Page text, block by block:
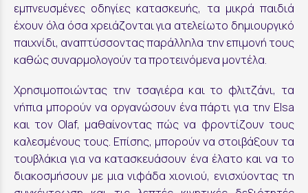
εμπνευσμένες οδηγίες κατασκευής, τα μικρά παιδιά
έχουν όλα όσα χρειάζονται για ατελείωτο δημιουργικό
παιχνίδι, αναπτύσσοντας παράλληλα την επιμονή τους
καθώς συναρμολογούν τα προτεινόμενα μοντέλα.
Χρησιμοποιώντας την τσαγιέρα και το φλιτζάνι, τα
νήπια μπορούν να οργανώσουν ένα πάρτι για την Elsa
και τον Olaf, μαθαίνοντας πώς να φροντίζουν τους
καλεσμένους τους. Επίσης, μπορούν να στοιβάξουν τα
τουβλάκια για να κατασκευάσουν ένα έλατο και να το
διακοσμήσουν με μια νιφάδα χιονιού, ενισχύοντας τη